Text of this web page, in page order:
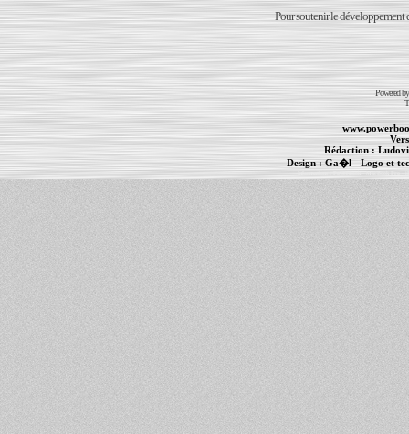
Pour soutenir le développement
Powered
Rédaction :
Design :Ga�l - Logo et
PowerBook-MacBook Pro